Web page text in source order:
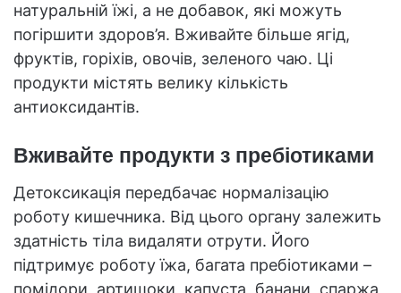
натуральній їжі, а не добавок, які можуть
погіршити здоров’я. Вживайте більше ягід,
фруктів, горіхів, овочів, зеленого чаю. Ці
продукти містять велику кількість
антиоксидантів.
Вживайте продукти з пребіотиками
Детоксикація передбачає нормалізацію
роботу кишечника. Від цього органу залежить
здатність тіла видаляти отрути. Його
підтримує роботу їжа, багата пребіотиками –
помідори, артишоки, капуста, банани, спаржа,